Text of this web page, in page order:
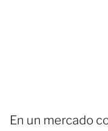
En un mercado